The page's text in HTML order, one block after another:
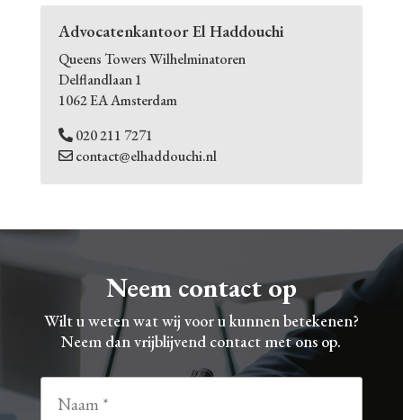
Advocatenkantoor El Haddouchi
Queens Towers Wilhelminatoren
Delflandlaan 1
1062 EA Amsterdam
020 211 7271
contact@elhaddouchi.nl
Neem contact op
Wilt u weten wat wij voor u kunnen betekenen?
Neem dan vrijblijvend contact met ons op.
N
a